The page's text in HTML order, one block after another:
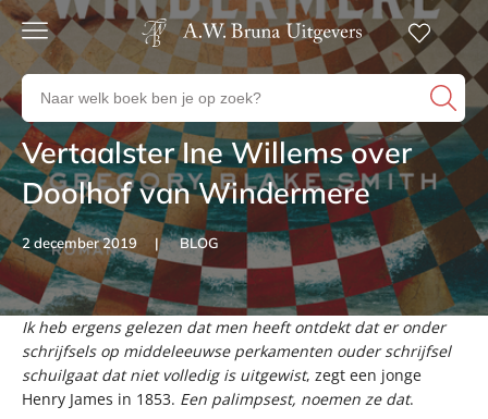
Gratis
verzending
Voor
23:00
besteld,
volgende
werkdag
in huis
Veilig
betalen
Gratis
retourneren
Zoeken
naar
boeken,
auteurs
en
uitgevers
Artikelen
Vertaalster Ine Willems over
Doolhof van Windermere
2 december 2019 BLOG
Artikelen
Ik heb ergens gelezen dat men heeft ontdekt dat er onder
schrijfsels op middeleeuwse perkamenten ouder schrijfsel
schuilgaat dat niet volledig is uitgewist, zegt een jonge
Henry James in 1853. Een palimpsest, noemen ze dat.